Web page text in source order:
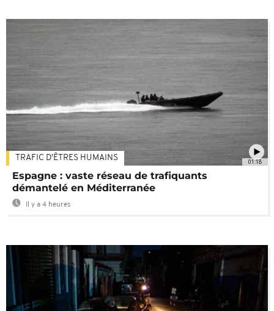
01:18
TRAFIC D'ÊTRES HUMAINS
Espagne : vaste réseau de trafiquants
démantelé en Méditerranée
Il y a 4 heures